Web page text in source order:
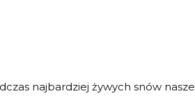
najbardziej żywych snów nasze